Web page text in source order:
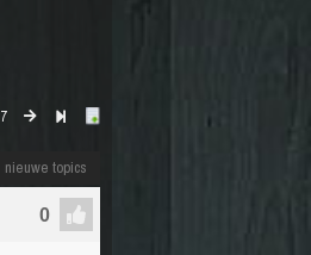
7
nieuwe topics